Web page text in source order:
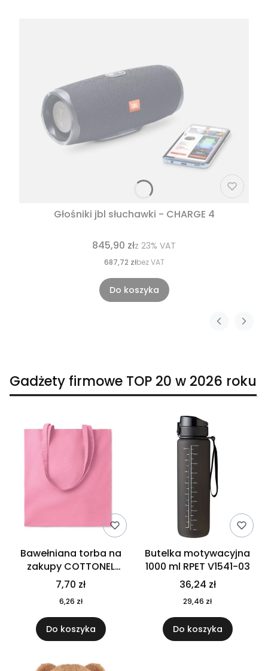
Głośniki jbl słuchawki - CHARGE 4
845,90 złz 23% VAT
687,72 złbez VAT
Do koszyka
Gadżety firmowe TOP 20 w 2026 roku
Bawełniana torba na
zakupy COTTONEL
COLOUR++ MO9846-11
7,70 zł
6,26 zł
Do koszyka
Butelka motywacyjna
1000 ml RPET V1541-03
36,24 zł
29,46 zł
Do koszyka